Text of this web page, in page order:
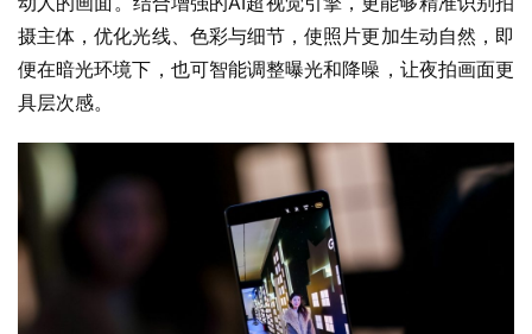
摄主体，优化光线、色彩与细节，使照片更加生动自然，即
便在暗光环境下，也可智能调整曝光和降噪，让夜拍画面更
具层次感。